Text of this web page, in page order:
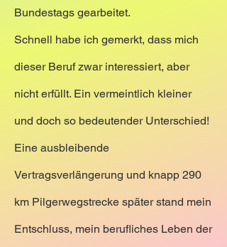
Bundestags gearbeitet.
Schnell habe ich gemerkt, dass mich
dieser Beruf zwar interessiert, aber
nicht erfüllt. Ein vermeintlich kleiner
und doch so bedeutender Unterschied!
Eine ausbleibende
Vertragsverlängerung und knapp 290
km Pilgerwegstrecke später stand mein
Entschluss, mein berufliches Leben der